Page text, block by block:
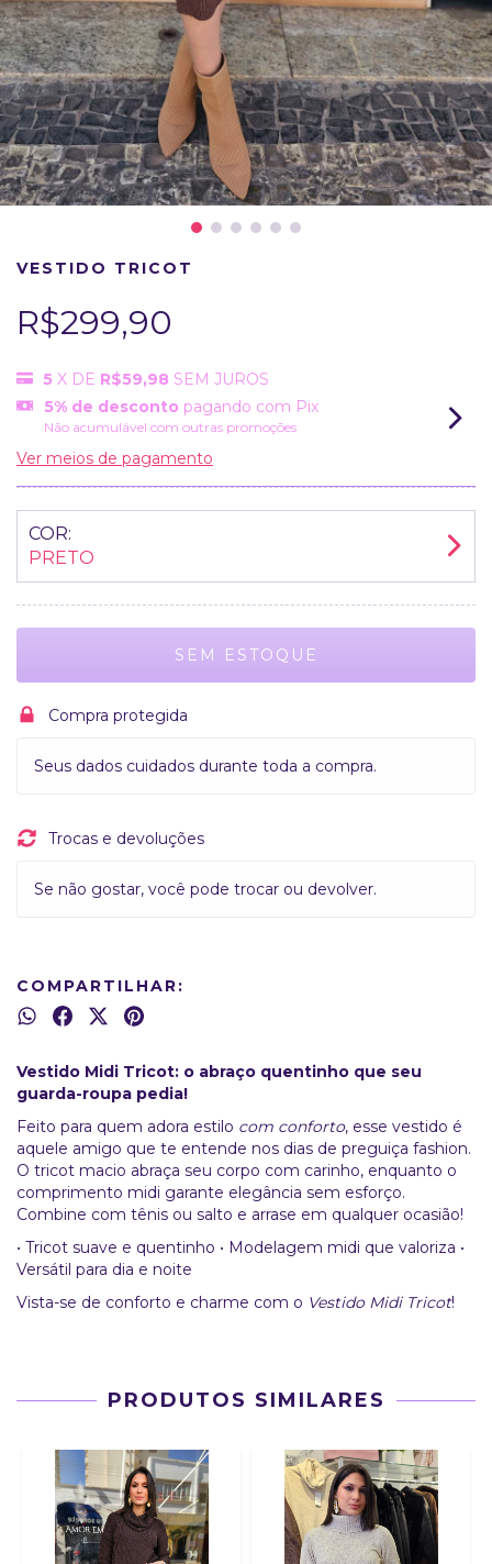
VESTIDO TRICOT
R$299,90
5 X DE R$59,98 SEM JUROS
5% de desconto pagando com Pix
Não acumulável com outras promoções
Ver meios de pagamento
COR:
PRETO
Compra protegida
Seus dados cuidados durante toda a compra.
Trocas e devoluções
Se não gostar, você pode trocar ou devolver.
COMPARTILHAR:
Vestido Midi Tricot: o abraço quentinho que seu
guarda-roupa pedia!
Feito para quem adora estilo com conforto, esse vestido é
aquele amigo que te entende nos dias de preguiça fashion.
O tricot macio abraça seu corpo com carinho, enquanto o
comprimento midi garante elegância sem esforço.
Combine com tênis ou salto e arrase em qualquer ocasião!
• Tricot suave e quentinho • Modelagem midi que valoriza •
Versátil para dia e noite
Vista-se de conforto e charme com o Vestido Midi Tricot!
PRODUTOS SIMILARES